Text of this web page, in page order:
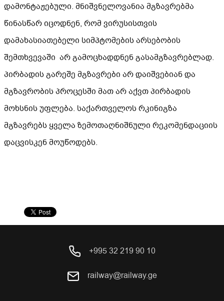
დამონტაჟებული. მნიშვნელოვანია მგზავრებმა
წინასწარ იცოდნენ, რომ ვირუსისთვის
დამახასიათებელი სიმპტომების არსებობის
შემთხვევაში არ გამოცხადდნენ გასამგზავრებლად.
პირბადის გარეშე მგზავრები არ დაიშვებიან და
მგზავრობის პროცესში მათ არ აქვთ პირბადის
მოხსნის უფლება. საქართველოს რკინიგზა
მგზავრებს ყველა ზემოთაღნიშნული რეკომენდაციის
დაცვისკენ მოუწოდებს.
+995 32 219 90 10
railway@railway.ge